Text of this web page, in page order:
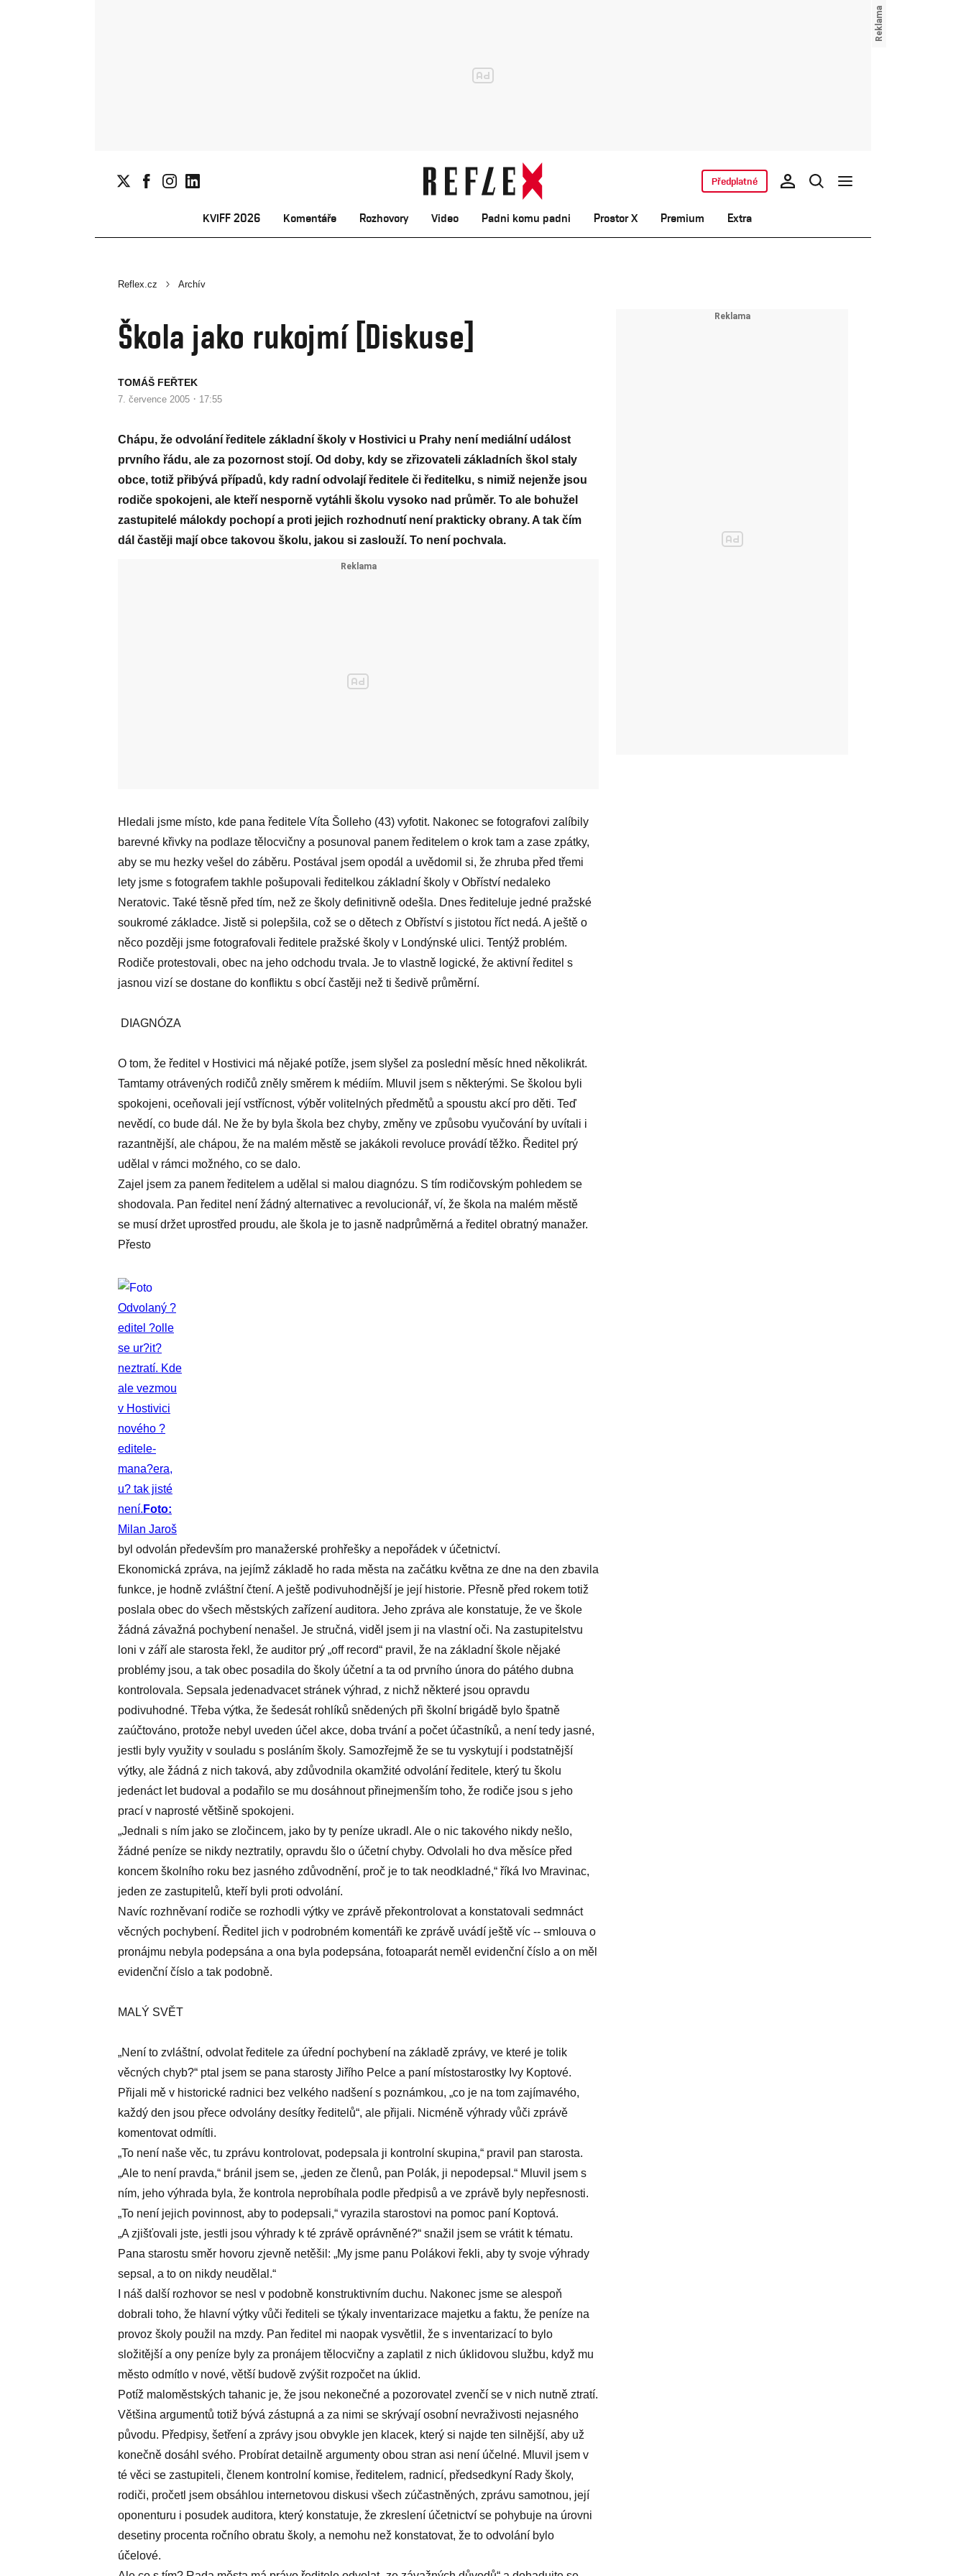
KVIFF 2026 Komentáře Rozhovory Video Padni komu padni Prostor X Premium Extra
Předplatné
Reflex.cz Archív
Škola jako rukojmí [Diskuse]
TOMÁŠ FEŘTEK
7. července 2005 · 17:55
Chápu, že odvolání ředitele základní školy v Hostivici u Prahy není mediální událost
prvního řádu, ale za pozornost stojí. Od doby, kdy se zřizovateli základních škol staly
obce, totiž přibývá případů, kdy radní odvolají ředitele či ředitelku, s nimiž nejenže jsou
rodiče spokojeni, ale kteří nesporně vytáhli školu vysoko nad průměr. To ale bohužel
zastupitelé málokdy pochopí a proti jejich rozhodnutí není prakticky obrany. A tak čím
dál častěji mají obce takovou školu, jakou si zaslouží. To není pochvala.
Hledali jsme místo, kde pana ředitele Víta Šolleho (43) vyfotit. Nakonec se fotografovi zalíbily
barevné křivky na podlaze tělocvičny a posunoval panem ředitelem o krok tam a zase zpátky,
aby se mu hezky vešel do záběru. Postával jsem opodál a uvědomil si, že zhruba před třemi
lety jsme s fotografem takhle pošupovali ředitelkou základní školy v Obříství nedaleko
Neratovic. Také těsně před tím, než ze školy definitivně odešla. Dnes řediteluje jedné pražské
soukromé základce. Jistě si polepšila, což se o dětech z Obříství s jistotou říct nedá. A ještě o
něco později jsme fotografovali ředitele pražské školy v Londýnské ulici. Tentýž problém.
Rodiče protestovali, obec na jeho odchodu trvala. Je to vlastně logické, že aktivní ředitel s
jasnou vizí se dostane do konfliktu s obcí častěji než ti šedivě průměrní.
DIAGNÓZA
O tom, že ředitel v Hostivici má nějaké potíže, jsem slyšel za poslední měsíc hned několikrát.
Tamtamy otrávených rodičů zněly směrem k médiím. Mluvil jsem s některými. Se školou byli
spokojeni, oceňovali její vstřícnost, výběr volitelných předmětů a spoustu akcí pro děti. Teď
nevědí, co bude dál. Ne že by byla škola bez chyby, změny ve způsobu vyučování by uvítali i
razantnější, ale chápou, že na malém městě se jakákoli revoluce provádí těžko. Ředitel prý
udělal v rámci možného, co se dalo.
Zajel jsem za panem ředitelem a udělal si malou diagnózu. S tím rodičovským pohledem se
shodovala. Pan ředitel není žádný alternativec a revolucionář, ví, že škola na malém městě
se musí držet uprostřed proudu, ale škola je to jasně nadprůměrná a ředitel obratný manažer.
Přesto
Odvolaný ?
editel ?olle
se ur?it?
neztratí. Kde
ale vezmou
v Hostivici
nového ?
editele-
mana?era,
u? tak jisté
není. Foto:
Milan Jaroš
byl odvolán především pro manažerské prohřešky a nepořádek v účetnictví.
Ekonomická zpráva, na jejímž základě ho rada města na začátku května ze dne na den zbavila
funkce, je hodně zvláštní čtení. A ještě podivuhodnější je její historie. Přesně před rokem totiž
poslala obec do všech městských zařízení auditora. Jeho zpráva ale konstatuje, že ve škole
žádná závažná pochybení nenašel. Je stručná, viděl jsem ji na vlastní oči. Na zastupitelstvu
loni v září ale starosta řekl, že auditor prý „off record“ pravil, že na základní škole nějaké
problémy jsou, a tak obec posadila do školy účetní a ta od prvního února do pátého dubna
kontrolovala. Sepsala jedenadvacet stránek výhrad, z nichž některé jsou opravdu
podivuhodné. Třeba výtka, že šedesát rohlíků snědených při školní brigádě bylo špatně
zaúčtováno, protože nebyl uveden účel akce, doba trvání a počet účastníků, a není tedy jasné,
jestli byly využity v souladu s posláním školy. Samozřejmě že se tu vyskytují i podstatnější
výtky, ale žádná z nich taková, aby zdůvodnila okamžité odvolání ředitele, který tu školu
jedenáct let budoval a podařilo se mu dosáhnout přinejmenším toho, že rodiče jsou s jeho
prací v naprosté většině spokojeni.
„Jednali s ním jako se zločincem, jako by ty peníze ukradl. Ale o nic takového nikdy nešlo,
žádné peníze se nikdy neztratily, opravdu šlo o účetní chyby. Odvolali ho dva měsíce před
koncem školního roku bez jasného zdůvodnění, proč je to tak neodkladné,“ říká Ivo Mravinac,
jeden ze zastupitelů, kteří byli proti odvolání.
Navíc rozhněvaní rodiče se rozhodli výtky ve zprávě překontrolovat a konstatovali sedmnáct
věcných pochybení. Ředitel jich v podrobném komentáři ke zprávě uvádí ještě víc -- smlouva o
pronájmu nebyla podepsána a ona byla podepsána, fotoaparát neměl evidenční číslo a on měl
evidenční číslo a tak podobně.
MALÝ SVĚT
„Není to zvláštní, odvolat ředitele za úřední pochybení na základě zprávy, ve které je tolik
věcných chyb?“ ptal jsem se pana starosty Jiřího Pelce a paní místostarostky Ivy Koptové.
Přijali mě v historické radnici bez velkého nadšení s poznámkou, „co je na tom zajímavého,
každý den jsou přece odvolány desítky ředitelů“, ale přijali. Nicméně výhrady vůči zprávě
komentovat odmítli.
„To není naše věc, tu zprávu kontrolovat, podepsala ji kontrolní skupina,“ pravil pan starosta.
„Ale to není pravda,“ bránil jsem se, „jeden ze členů, pan Polák, ji nepodepsal.“ Mluvil jsem s
ním, jeho výhrada byla, že kontrola neprobíhala podle předpisů a ve zprávě byly nepřesnosti.
„To není jejich povinnost, aby to podepsali,“ vyrazila starostovi na pomoc paní Koptová.
„A zjišťovali jste, jestli jsou výhrady k té zprávě oprávněné?“ snažil jsem se vrátit k tématu.
Pana starostu směr hovoru zjevně netěšil: „My jsme panu Polákovi řekli, aby ty svoje výhrady
sepsal, a to on nikdy neudělal.“
I náš další rozhovor se nesl v podobně konstruktivním duchu. Nakonec jsme se alespoň
dobrali toho, že hlavní výtky vůči řediteli se týkaly inventarizace majetku a faktu, že peníze na
provoz školy použil na mzdy. Pan ředitel mi naopak vysvětlil, že s inventarizací to bylo
složitější a ony peníze byly za pronájem tělocvičny a zaplatil z nich úklidovou službu, když mu
město odmítlo v nové, větší budově zvýšit rozpočet na úklid.
Potíž maloměstských tahanic je, že jsou nekonečné a pozorovatel zvenčí se v nich nutně ztratí.
Většina argumentů totiž bývá zástupná a za nimi se skrývají osobní nevraživosti nejasného
původu. Předpisy, šetření a zprávy jsou obvykle jen klacek, který si najde ten silnější, aby už
konečně dosáhl svého. Probírat detailně argumenty obou stran asi není účelné. Mluvil jsem v
té věci se zastupiteli, členem kontrolní komise, ředitelem, radnicí, předsedkyní Rady školy,
rodiči, pročetl jsem obsáhlou internetovou diskusi všech zúčastněných, zprávu samotnou, její
oponenturu i posudek auditora, který konstatuje, že zkreslení účetnictví se pohybuje na úrovni
desetiny procenta ročního obratu školy, a nemohu než konstatovat, že to odvolání bylo
účelové.